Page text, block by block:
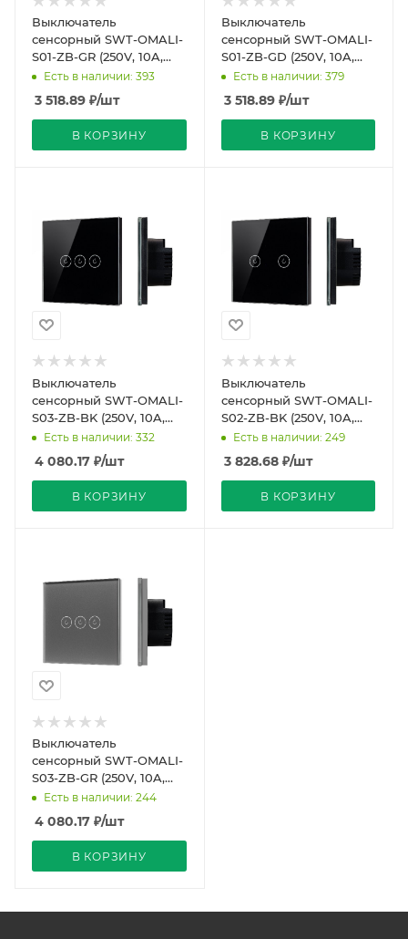
Выключатель
сенсорный SWT-OMALI-
S01-ZB-GR (250V, 10A,
Zigbee) (Arlight, Стекло)
Есть в наличии: 393
3 518.89 ₽/шт
В КОРЗИНУ
Выключатель
сенсорный SWT-OMALI-
S01-ZB-GD (250V, 10A,
Zigbee) (Arlight, Стекло)
Есть в наличии: 379
3 518.89₽/шт
В КОРЗИНУ
Выключатель
сенсорный SWT-OMALI-
S03-ZB-BK (250V, 10A,
Zigbee) (Arlight, Стекло)
Есть в наличии: 332
4 080.17 ₽/шт
В КОРЗИНУ
Выключатель
сенсорный SWT-OMALI-
S02-ZB-BK (250V, 10A,
Zigbee) (Arlight, Стекло)
Есть в наличии: 249
3 828.68₽/шт
В КОРЗИНУ
Выключатель
сенсорный SWT-OMALI-
S03-ZB-GR (250V, 10A,
Zigbee) (Arlight, Стекло)
Есть в наличии: 244
4 080.17 ₽/шт
В КОРЗИНУ